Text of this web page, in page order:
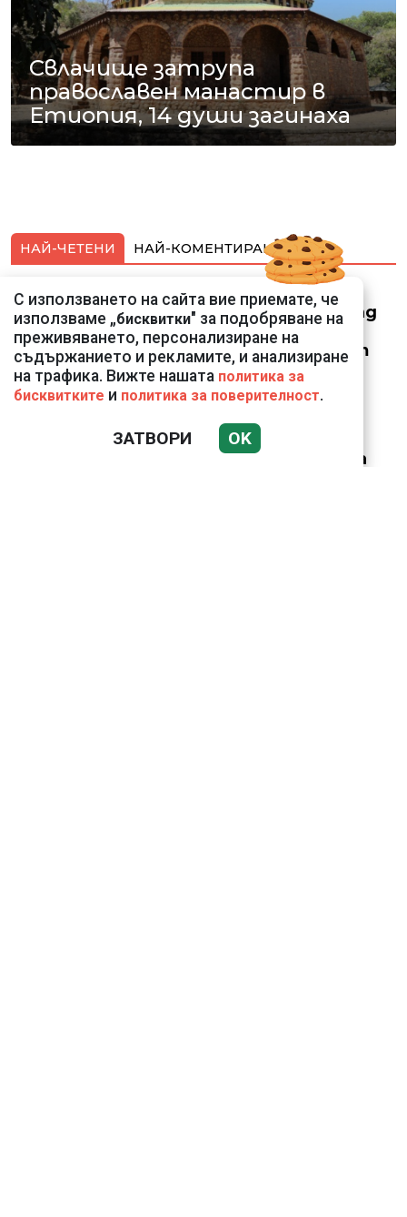
Свлачище затрупа
православен манастир в
Етиопия, 14 души загинаха
НАЙ-ЧЕТЕНИ НАЙ-КОМЕНТИРАНИ
Смарт оферти с до
90% отстъпка за над
150 устройства от
Vivacom през август
Датската принцеса
С използването на сайта вие приемате, че
използваме „бисквитки" за подобряване на
преживяването, персонализиране на
съдържанието и рекламите, и анализиране
на трафика. Вижте нашата политика за
бисквитките и политика за поверителност.
ЗАТВОРИ OK